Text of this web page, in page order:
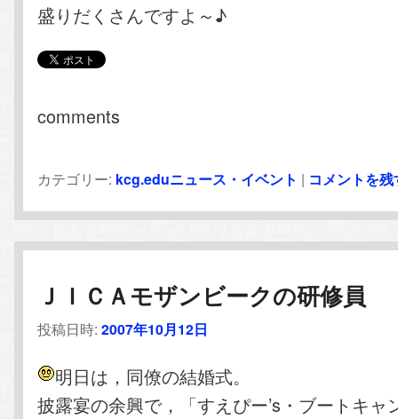
盛りだくさんですよ～♪
comments
カテゴリー: kcg.eduニュース・イベント | コメントを残
ＪＩＣＡモザンビークの研修員
投稿日時:2007年10月12日
明日は，同僚の結婚式。
披露宴の余興で，「すえぴー’s・ブートキャ